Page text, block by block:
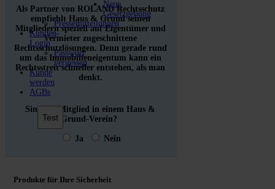
Neue
Gesetzgebung
Pressemitteilungen
Kunden-
Login
Passwort
vergessen
Kunde
werden
AGBs
Als Partner von ROLAND Rechtsschutz
empfiehlt Haus & Grund seinen
Mitgliedern speziell auf Eigentümer und
Vermieter zugeschnittene
Rechtsschutzlösungen. Denn gerade rund
um das Immobilieneigentum kann ein
Rechtsstreit schneller entstehen, als man
denkt.
Sind Sie Mitglied in einem Haus &
Grund-Verein?
Ja Nein
Produkte für Ihre Sicherheit